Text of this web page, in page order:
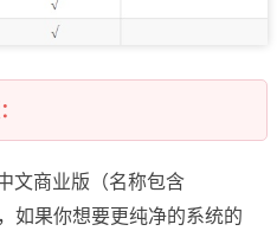
文商业版（名称包含
如果你想要更纯净的系统的